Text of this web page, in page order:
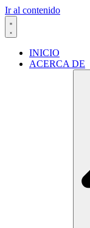
Ir al contenido
INICIO
ACERCA DE